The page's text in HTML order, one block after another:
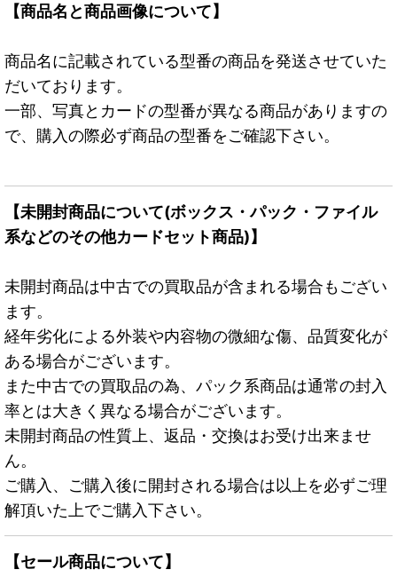
【商品名と商品画像について】
商品名に記載されている型番の商品を発送させていた
だいております。
一部、写真とカードの型番が異なる商品がありますの
で、購入の際必ず商品の型番をご確認下さい。
【未開封商品について(ボックス・パック・ファイル
系などのその他カードセット商品)】
未開封商品は中古での買取品が含まれる場合もござい
ます。
経年劣化による外装や内容物の微細な傷、品質変化が
ある場合がございます。
また中古での買取品の為、パック系商品は通常の封入
率とは大きく異なる場合がございます。
未開封商品の性質上、返品・交換はお受け出来ませ
ん。
ご購入、ご購入後に開封される場合は以上を必ずご理
解頂いた上でご購入下さい。
【セール商品について】